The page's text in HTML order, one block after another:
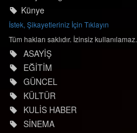
Künye
İstek, Şikayetleriniz İçin Tıklayın
Tüm hakları saklıdır. İzinsiz kullanılamaz.
ASAYİŞ
EĞİTİM
GÜNCEL
KÜLTÜR
KULİS HABER
SİNEMA